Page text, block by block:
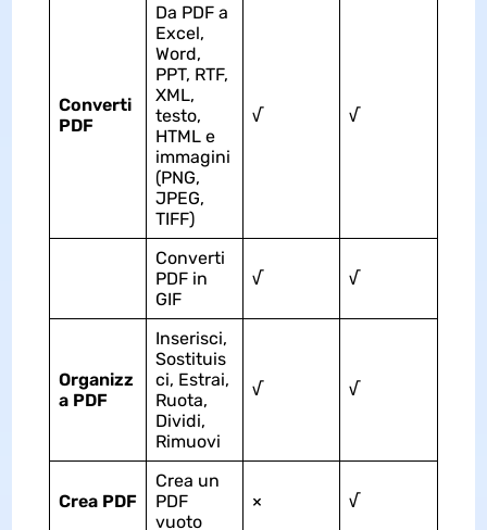
Converti
PDF
Da PDF a
Excel,
Word,
PPT, RTF,
XML,
testo,
HTML e
immagini
(PNG,
JPEG,
TIFF)
√ √
Converti
PDF in
GIF
√ √
Organizz
a PDF
Inserisci,
Sostituis
ci, Estrai,
Ruota,
Dividi,
Rimuovi
√ √
Crea PDF
Crea un
PDF
vuoto
× √